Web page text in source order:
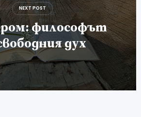
NEXT POST
философът
дух